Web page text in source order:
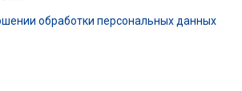
обработки персональных данных